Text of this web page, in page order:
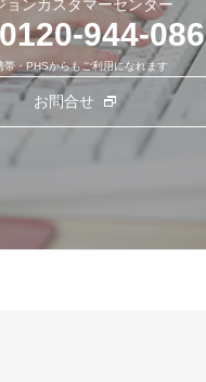
ョンカスタマーセンター
0120-944-086
・PHSからもご利用になれます
お問合せ